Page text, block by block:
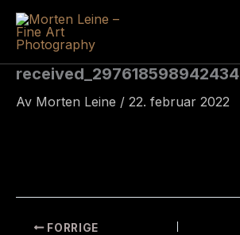
Hopp
rett
innholdet
received_297618598942434
Av Morten Leine / 22. februar 2022
FORRIGE